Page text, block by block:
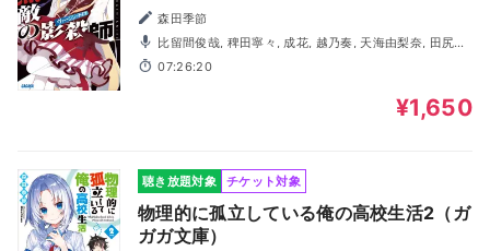
森田季節
章, 猪股速十
07:26:20
¥1,650
聴き放題対象 チケット対象
物理的に孤立している俺の高校生活2（ガ
ガガ文庫）